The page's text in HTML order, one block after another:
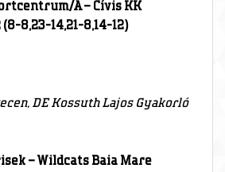
A – Cívis KK
8,23-14,21-8,14-12)
DE Kossuth Lajos Gyakorló
– Wildcats Baia Mare